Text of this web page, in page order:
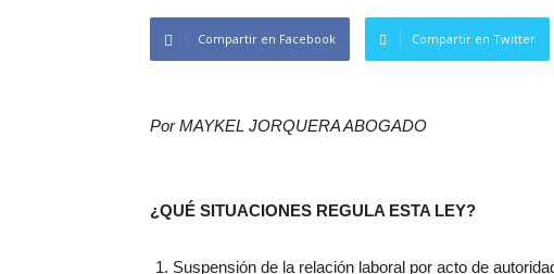
Compartir en Facebook Compartir en Twitter
Por MAYKEL JORQUERA ABOGADO
¿QUÉ SITUACIONES REGULA ESTA LEY?
Suspensión de la relación laboral por acto de